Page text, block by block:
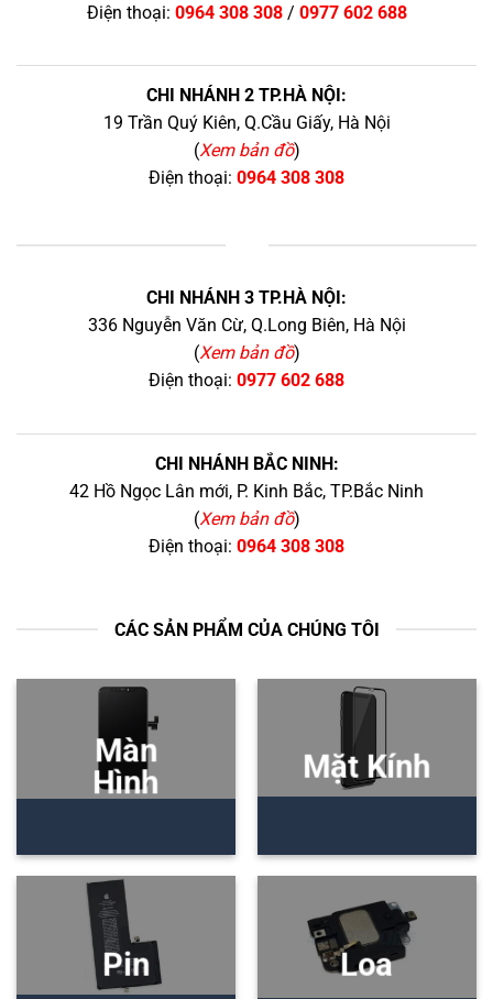
Điện thoại: 0964 308 308/ 0977 602 688
CHI NHÁNH 2 TP.HÀ NỘI:
19 Trần Quý Kiên, Q.Cầu Giấy, Hà Nội
(Xem bản đồ)
Điện thoại: 0964 308 308
CHI NHÁNH 3 TP.HÀ NỘI:
336 Nguyễn Văn Cừ, Q.Long Biên, Hà Nội
(Xem bản đồ)
Điện thoại: 0977 602 688
CHI NHÁNH BẮC NINH:
42 Hồ Ngọc Lân mới, P. Kinh Bắc, TP.Bắc Ninh
(Xem bản đồ)
Điện thoại: 0964 308 308
CÁC SẢN PHẨM CỦA CHÚNG TÔI
Màn
Hình
Mặt Kính
Pin Loa